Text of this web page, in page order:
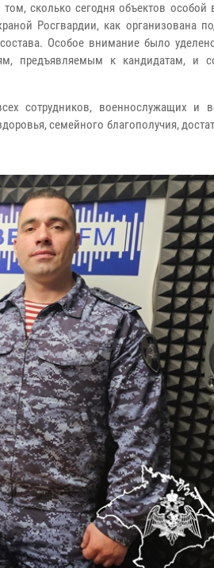
том, сколько сегодня объектов особой
Росгвардии, как организована
Особое внимание было
предъявляемым к кандидатам, и
сотрудников, военнослужащих и
семейного благополучия,